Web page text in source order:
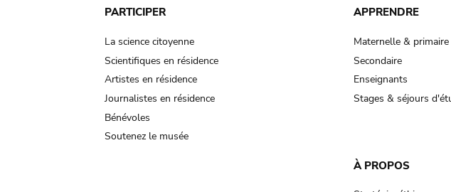
PARTICIPER
La science citoyenne
Scientifiques en résidence
Artistes en résidence
Journalistes en résidence
Bénévoles
Soutenez le musée
APPRENDRE
Maternelle & primaire
Secondaire
Enseignants
Stages & séjours
À PROPOS